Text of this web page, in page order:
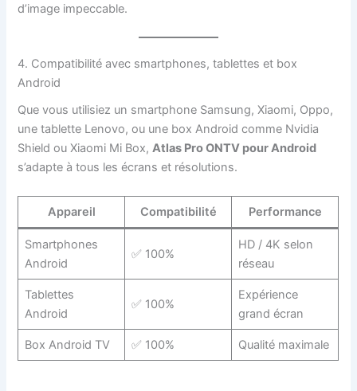
d’image impeccable.
4. Compatibilité avec smartphones, tablettes et box
Android
Que vous utilisiez un smartphone Samsung, Xiaomi, Oppo,
une tablette Lenovo, ou une box Android comme Nvidia
Shield ou Xiaomi Mi Box,Atlas Pro ONTV pour Android
s’adapte à tous les écrans et résolutions.
Appareil Compatibilité Performance
Smartphones
Android
✅ 100%
HD / 4K selon
réseau
Tablettes
Android
✅ 100%
Expérience
grand écran
Box Android TV ✅ 100% Qualité maximale